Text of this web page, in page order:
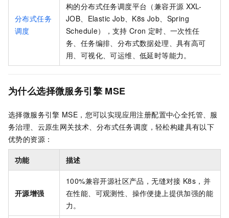
分布式任务
调度
构的分布式任务调度平台（兼容开源 XXL-
JOB、Elastic Job、K8s Job、Spring
Schedule），支持 Cron 定时、一次性任
务、任务编排、分布式数据处理、具有高可
用、可视化、可运维、低延时等能力。
为什么选择微服务引擎 MSE
选择微服务引擎 MSE，您可以实现应用注册配置中心全托管、服
务治理、云原生网关技术、分布式任务调度，轻松构建具有以下
优势的资源：
功能 描述
开源增强
100%兼容开源社区产品，无缝对接 K8s，并
在性能、 可观测性、操作便捷上提供加强的能
力。